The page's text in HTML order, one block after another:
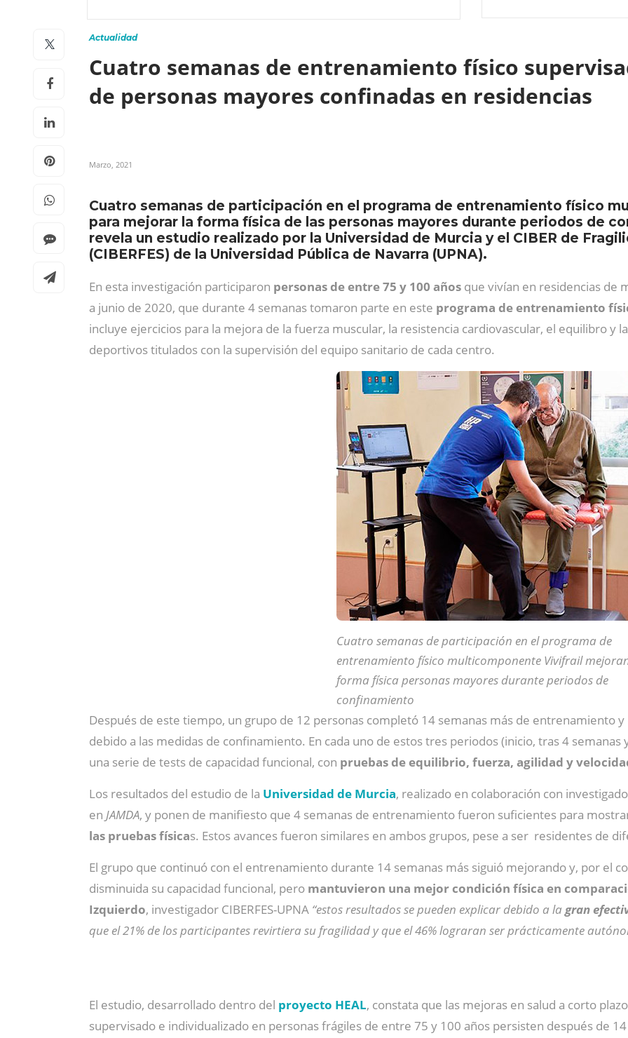
Actualidad
Cuatro semanas de entrenamiento físico
de personas mayores confinadas en residencias
Marzo, 2021
Cuatro semanas de participación en el programa de entrenamiento físico
para mejorar la forma física de las personas mayores durante periodos de
revela un estudio realizado por la Universidad de Murcia y el CIBER de
(CIBERFES) de la Universidad Pública de Navarra (UPNA).
En esta investigación participaron personas de entre 75 y 100 años que vivían en residencias de
a junio de 2020, que durante 4 semanas tomaron parte en este programa de entrenamiento
incluye ejercicios para la mejora de la fuerza muscular, la resistencia cardiovascular, el equilibro y
deportivos titulados con la supervisión del equipo sanitario de cada centro.
Cuatro semanas de participación en el programa de
entrenamiento físico multicomponente Vivifrail
forma física personas mayores durante periodos de
confinamiento
Después de este tiempo, un grupo de 12 personas completó 14 semanas más de entrenamiento
debido a las medidas de confinamiento. En cada uno de estos tres periodos (inicio, tras 4
una serie de tests de capacidad funcional, con pruebas de equilibrio, fuerza, agilidad y
Los resultados del estudio de la Universidad de Murcia, realizado en colaboración con
en JAMDA, y ponen de manifiesto que 4 semanas de entrenamiento fueron suficientes para
las pruebas físicas. Estos avances fueron similares en ambos grupos, pese a ser residentes de
El grupo que continuó con el entrenamiento durante 14 semanas más siguió mejorando y, por el
disminuida su capacidad funcional, pero mantuvieron una mejor condición física en
Izquierdo, investigador CIBERFES-UPNA “estos resultados se pueden explicar debido a la gran
que el 21% de los participantes revirtiera su fragilidad y que el 46% lograran ser prácticamente
El estudio, desarrollado dentro del proyecto HEAL, constata que las mejoras en salud a corto
supervisado e individualizado en personas frágiles de entre 75 y 100 años persisten después de